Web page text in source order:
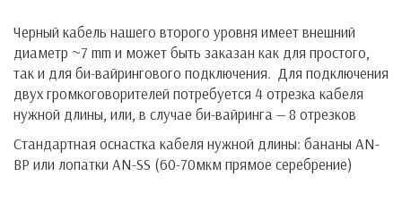
Черный кабель нашего второго уровня имеет внешний
диаметр ~7 mm и может быть заказан как для простого,
так и для би-вайрингового подключения. Для подключения
двух громкоговорителей потребуется 4 отрезка кабеля
нужной длины, или, в случае би-вайринга — 8 отрезков
Стандартная оснастка кабеля нужной длины: бананы AN-
BP или лопатки AN-SS (60-70мкм прямое серебрение)